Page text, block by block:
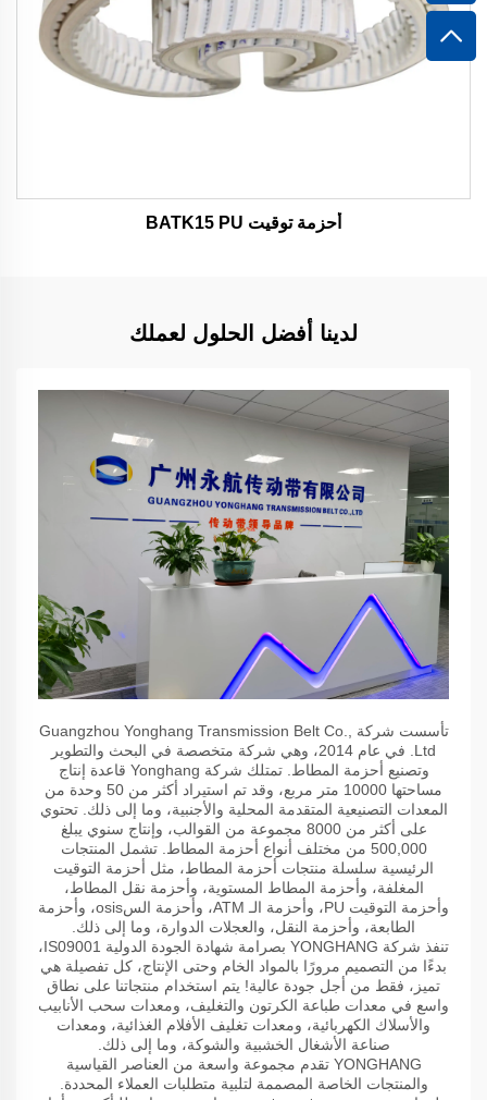
أحزمة توقيت BATK15 PU
لدينا أفضل الحلول لعملك
تأسست شركة Guangzhou Yonghang Transmission Belt Co.,
Ltd. في عام 2014، وهي شركة متخصصة في البحث والتطوير
وتصنيع أحزمة المطاط. تمتلك شركة Yonghang قاعدة إنتاج
مساحتها 10000 متر مربع، وقد تم استيراد أكثر من 50 وحدة من
المعدات التصنيعية المتقدمة المحلية والأجنبية، وما إلى ذلك. تحتوي
على أكثر من 8000 مجموعة من القوالب، وإنتاج سنوي يبلغ
500,000 من مختلف أنواع أحزمة المطاط. تشمل المنتجات
الرئيسية سلسلة منتجات أحزمة المطاط، مثل أحزمة التوقيت
المغلفة، وأحزمة المطاط المستوية، وأحزمة نقل المطاط،
وأحزمة التوقيت PU، وأحزمة الـ ATM، وأحزمة السosis، وأحزمة
الطابعة، وأحزمة النقل، والعجلات الدوارة، وما إلى ذلك.
تنفذ شركة YONGHANG بصرامة شهادة الجودة الدولية IS09001،
بدءًا من التصميم مرورًا بالمواد الخام وحتى الإنتاج، كل تفصيلة هي
تميز، فقط من أجل جودة عالية! يتم استخدام منتجاتنا على نطاق
واسع في معدات طباعة الكرتون والتغليف، ومعدات سحب الأنابيب
والأسلاك الكهربائية، ومعدات تغليف الأفلام الغذائية، ومعدات
صناعة الأشغال الخشبية والشوكة، وما إلى ذلك.
YONGHANG تقدم مجموعة واسعة من العناصر القياسية
والمنتجات الخاصة المصممة لتلبية متطلبات العملاء المحددة.